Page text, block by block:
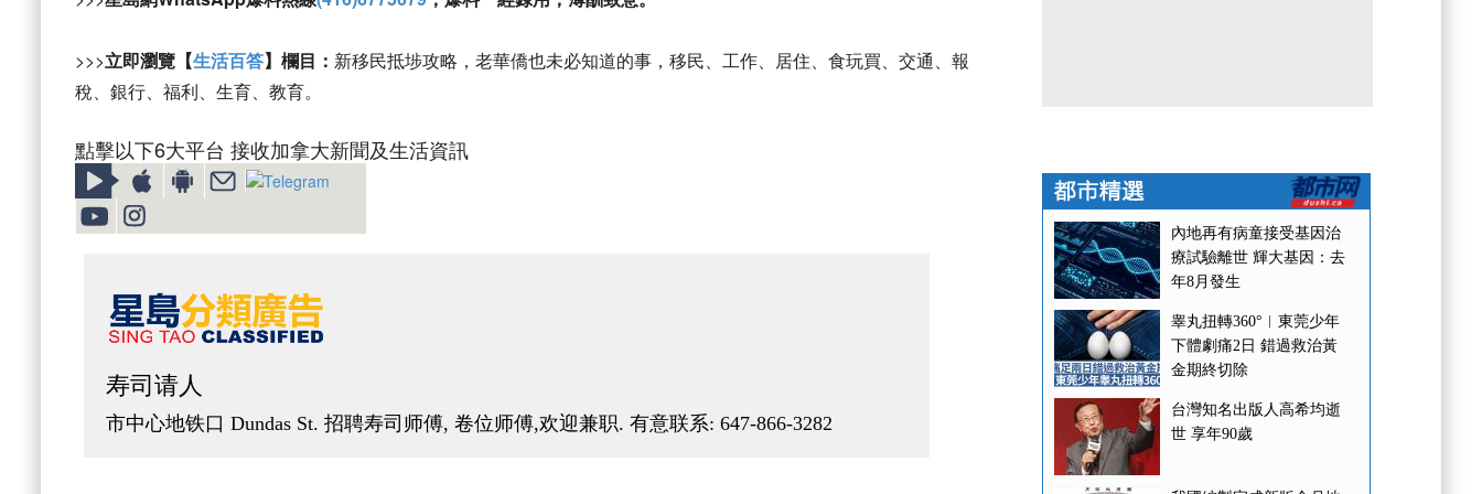
>>>立即瀏覽【生活百答】欄目： 新移民抵埗攻略，老華僑也未必知道的事，移民、工作、居住、食玩買、交通、報
稅、銀行、福利、生育、教育。
點擊以下6大平台 接收加拿大新聞及生活資訊